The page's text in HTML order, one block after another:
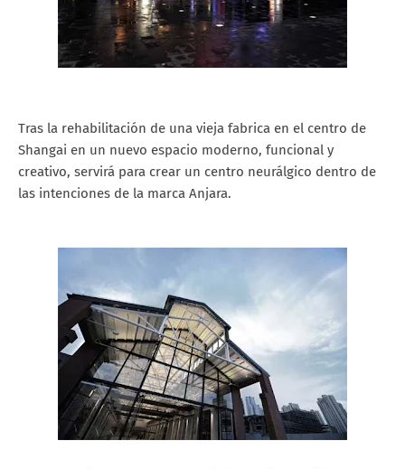
Tras la rehabilitación de una vieja fabrica en el centro de
Shangai en un nuevo espacio moderno, funcional y
creativo, servirá para crear un centro neurálgico dentro de
las intenciones de la marca Anjara.